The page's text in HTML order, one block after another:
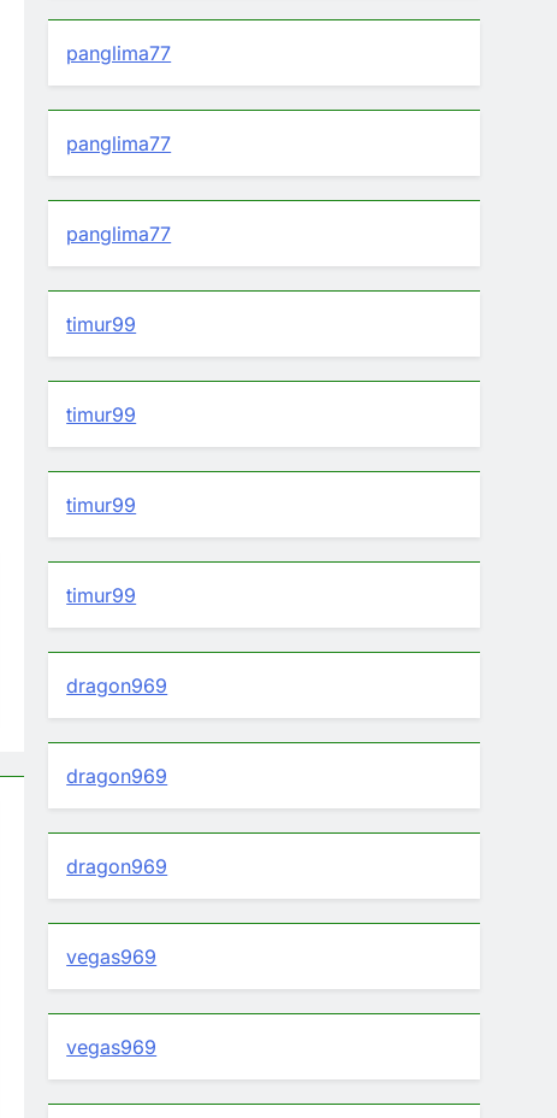
panglima77
panglima77
panglima77
timur99
timur99
timur99
timur99
dragon969
dragon969
dragon969
vegas969
vegas969